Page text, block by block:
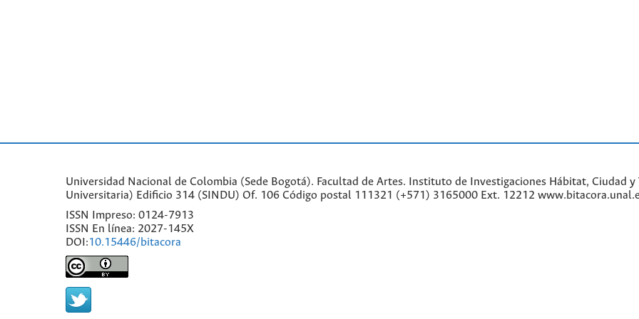
Universidad Nacional de Colombia (Sede Bogotá). Facultad de Artes. Instituto de Investigaciones Hábitat, Ciudad
Universitaria) Edificio 314 (SINDU) Of. 106 Código postal 111321 (+571) 3165000 Ext. 12212
ISSN Impreso: 0124-7913
ISSN En línea: 2027-145X
DOI:10.15446/bitacora